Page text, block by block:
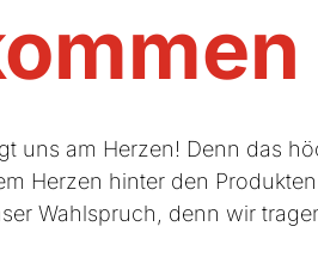
uns am Herzen! Denn das
Herzen hinter den
Wahlspruch, denn wir